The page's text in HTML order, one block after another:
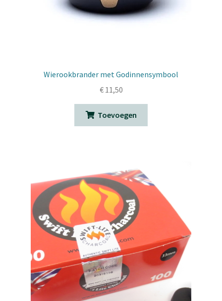
Wierookbrander met Godinnensymbool
€11,50
Toevoegen